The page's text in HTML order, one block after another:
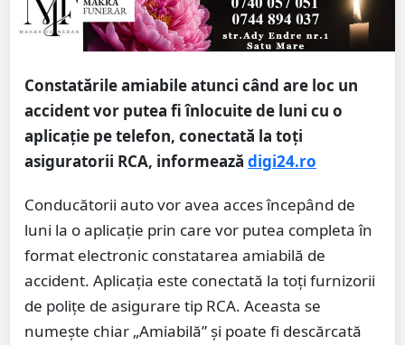
Constatările amiabile atunci când are loc un
accident vor putea fi înlocuite de luni cu o
aplicație pe telefon, conectată la toți
asiguratorii RCA, informează digi24.ro
Conducătorii auto vor avea acces începând de
luni la o aplicație prin care vor putea completa în
format electronic constatarea amiabilă de
accident. Aplicația este conectată la toți furnizorii
de polițe de asigurare tip RCA. Aceasta se
numește chiar „Amiabilă” și poate fi descărcată